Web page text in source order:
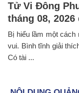
Tử Vi Đông
tháng 08, 2026
Bị hiểu lầm một
vui. Bình tĩnh giải
Có tài ...